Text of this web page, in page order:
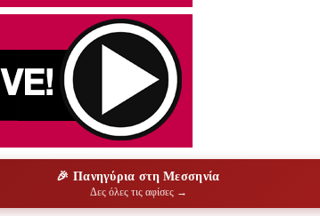
🎉 Πανηγύρια στη Μεσσηνία
Δες όλες τις αφίσες →